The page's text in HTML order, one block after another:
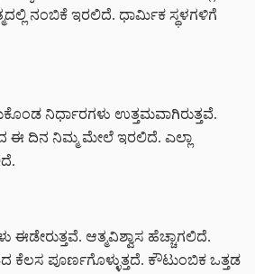
ನಂಬಿಕೆ ಇರಲಿದೆ. ಧಾರ್ಮಿಕ ಸ್ಥಳಗಳಿಗೆ
ನಿರ್ಧಾರಗಳು ಉತ್ತಮವಾಗಿರುತ್ತವೆ.
ಈ ದಿನ ನಿಮ್ಮ ಮೇಲೆ ಇರಲಿದೆ. ಎಲ್ಲಾ
ಈಡೇರುತ್ತವೆ. ಆತ್ಮವಿಶ್ವಾಸ ಹೆಚ್ಚಾಗಲಿದೆ.
ಪೂರ್ಣಗೊಳ್ಳುತ್ತದೆ. ಕೌಟುಂಬಿಕ ಒತ್ತಡ